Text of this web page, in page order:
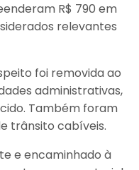
R$ 790 em
relevantes
foi removida ao
administrativas,
Também foram
trânsito cabíveis.
e encaminhado à